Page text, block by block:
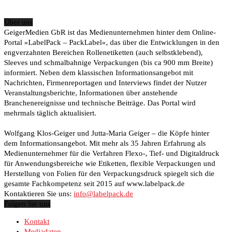
Über uns
GeigerMedien GbR ist das Medienunternehmen hinter dem Online-
Portal »LabelPack – PackLabel«, das über die Entwicklungen in den
engverzahnten Bereichen Rollenetiketten (auch selbstklebend),
Sleeves und schmalbahnige Verpackungen (bis ca 900 mm Breite)
informiert. Neben dem klassischen Informationsangebot mit
Nachrichten, Firmenreportagen und Interviews findet der Nutzer
Veranstaltungsberichte, Informationen über anstehende
Branchenereignisse und technische Beiträge. Das Portal wird
mehrmals täglich aktualisiert.
Wolfgang Klos-Geiger und Jutta-Maria Geiger – die Köpfe hinter
dem Informationsangebot. Mit mehr als 35 Jahren Erfahrung als
Medienunternehmer für die Verfahren Flexo-, Tief- und Digitaldruck
für Anwendungsbereiche wie Etiketten, flexible Verpackungen und
Herstellung von Folien für den Verpackungsdruck spiegelt sich die
gesamte Fachkompetenz seit 2015 auf www.labelpack.de
Kontaktieren Sie uns: info@labelpack.de
Folgen Sie uns
Kontakt